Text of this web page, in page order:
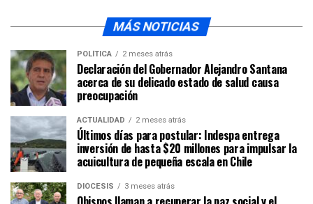
MÁS NOTICIAS
POLÍTICA 2 meses atrás
Declaración del Gobernador Alejandro Santana
acerca de su delicado estado de salud causa
preocupación
ACTUALIDAD 2 meses atrás
Últimos días para postular: Indespa entrega
inversión de hasta $20 millones para impulsar la
acuicultura de pequeña escala en Chile
DIÓCESIS 3 meses atrás